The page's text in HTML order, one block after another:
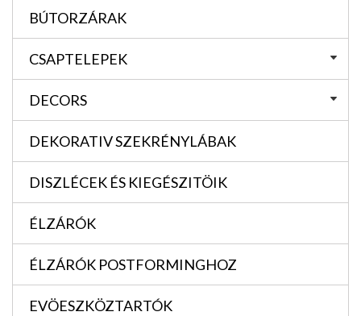
BÚTORZÁRAK
CSAPTELEPEK
DECORS
DEKORATIV SZEKRÉNYLÁBAK
DISZLÉCEK ÉS KIEGÉSZITÖIK
ÉLZÁRÓK
ÉLZÁRÓK POSTFORMINGHOZ
EVÖESZKÖZTARTÓK